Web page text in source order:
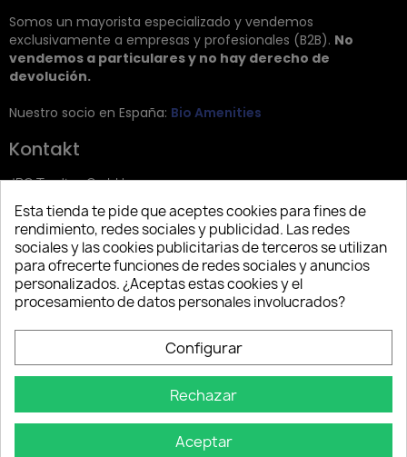
Somos un mayorista especializado y vendemos
exclusivamente a empresas y profesionales (B2B). No
vendemos a particulares y no hay derecho de
devolución.
Nuestro socio en España: Bio Amenities
Kontakt
JRG Trading GmbH
Zietenstr. 9
12244 Berlin
Tel: +49 (0)30 2357 3470
info@top-amenities.com
Esta tienda te pide que aceptes cookies para fines de
rendimiento, redes sociales y publicidad. Las redes
sociales y las cookies publicitarias de terceros se utilizan
para ofrecerte funciones de redes sociales y anuncios
personalizados. ¿Aceptas estas cookies y el
procesamiento de datos personales involucrados?
Configurar
Rechazar
Aceptar